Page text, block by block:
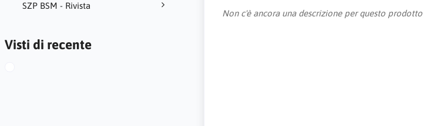
SZP BSM - Rivista
Visti di recente
Non c'è ancora una descrizione per questo prodotto